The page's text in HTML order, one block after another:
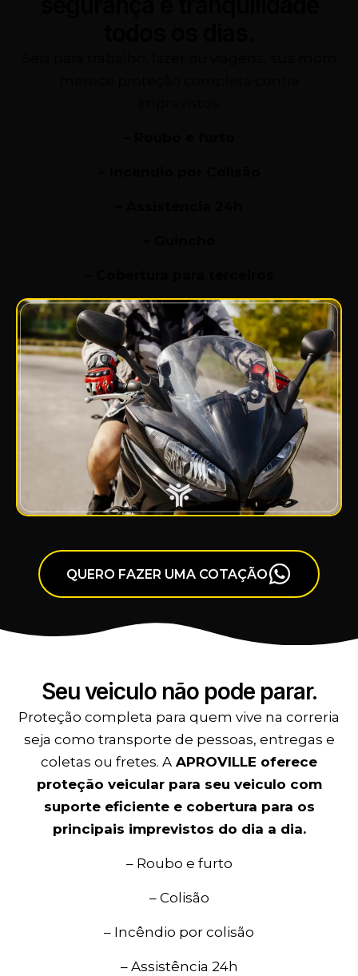
QUERO FAZER UMA COTAÇÃO
Seu veiculo não pode parar.
Proteção completa para quem vive na correria
seja como transporte de pessoas, entregas e
coletas ou fretes. A APROVILLE oferece
proteção veicular para seu veiculo com
suporte eficiente e cobertura para os
principais imprevistos do dia a dia.
– Roubo e furto
– Colisão
– Incêndio por colisão
– Assistência 24h